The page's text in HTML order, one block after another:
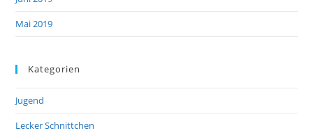
Mai 2019
Kategorien
Jugend
Lecker Schnittchen